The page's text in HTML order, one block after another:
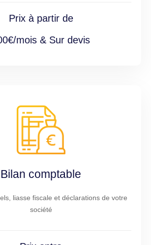
Prix à partir de
mois & Sur devis
Bilan comptable
liasse fiscale et déclarations de votre
société